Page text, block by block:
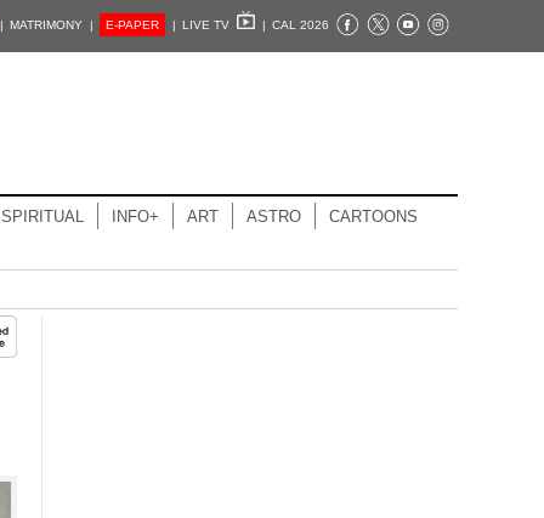
| MATRIMONY | E-PAPER | LIVE TV | CAL 2026
SPIRITUAL INFO+ ART ASTRO CARTOONS